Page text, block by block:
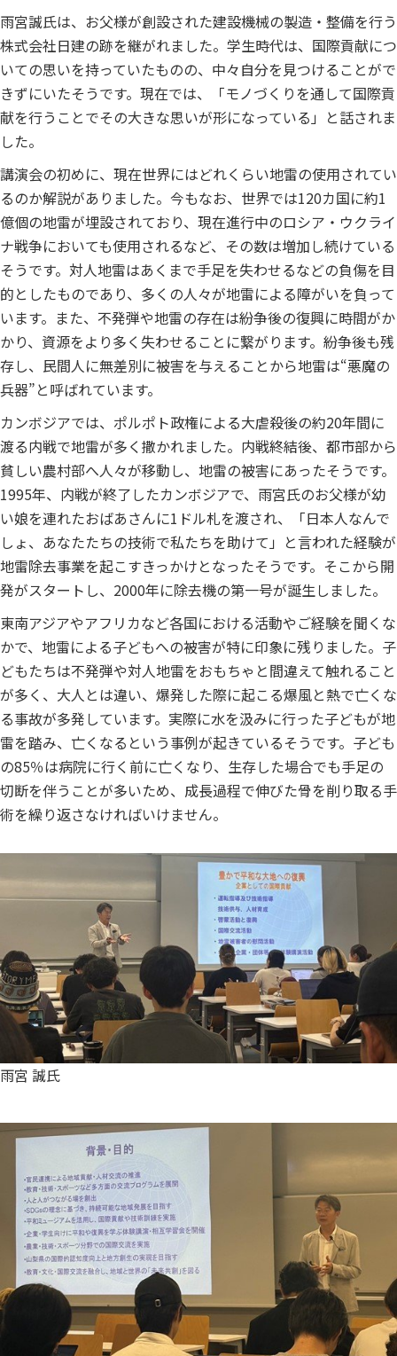
雨宮誠氏は、お父様が創設された建設機械の製造・整備を行う
株式会社日建の跡を継がれました。学生時代は、国際貢献につ
いての思いを持っていたものの、中々自分を見つけることがで
きずにいたそうです。現在では、「モノづくりを通して国際貢
献を行うことでその大きな思いが形になっている」と話されま
した。
講演会の初めに、現在世界にはどれくらい地雷の使用されてい
るのか解説がありました。今もなお、世界では120カ国に約1
億個の地雷が埋設されており、現在進行中のロシア・ウクライ
ナ戦争においても使用されるなど、その数は増加し続けている
そうです。対人地雷はあくまで手足を失わせるなどの負傷を目
的としたものであり、多くの人々が地雷による障がいを負って
います。また、不発弾や地雷の存在は紛争後の復興に時間がか
かり、資源をより多く失わせることに繋がります。紛争後も残
存し、民間人に無差別に被害を与えることから地雷は“悪魔の
兵器”と呼ばれています。
カンボジアでは、ポルポト政権による大虐殺後の約20年間に
渡る内戦で地雷が多く撒かれました。内戦終結後、都市部から
貧しい農村部へ人々が移動し、地雷の被害にあったそうです。
1995年、内戦が終了したカンボジアで、雨宮氏のお父様が幼
い娘を連れたおばあさんに1ドル札を渡され、「日本人なんで
しょ、あなたたちの技術で私たちを助けて」と言われた経験が
地雷除去事業を起こすきっかけとなったそうです。そこから開
発がスタートし、2000年に除去機の第一号が誕生しました。
東南アジアやアフリカなど各国における活動やご経験を聞くな
かで、地雷による子どもへの被害が特に印象に残りました。子
どもたちは不発弾や対人地雷をおもちゃと間違えて触れること
が多く、大人とは違い、爆発した際に起こる爆風と熱で亡くな
る事故が多発しています。実際に水を汲みに行った子どもが地
雷を踏み、亡くなるという事例が起きているそうです。子ども
の85％は病院に行く前に亡くなり、生存した場合でも手足の
切断を伴うことが多いため、成長過程で伸びた骨を削り取る手
術を繰り返さなければいけません。
雨宮 誠氏